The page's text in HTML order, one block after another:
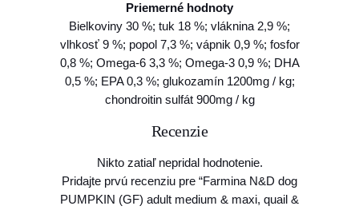
p
o
m
e
n
a
t
Priemerné hodnoty
Bielkoviny 30 %; tuk 18 %; vláknina 2,9 %;
vlhkosť 9 %; popol 7,3 %; vápnik 0,9 %; fosfor
0,8 %; Omega-6 3,3 %; Omega-3 0,9 %; DHA
0,5 %; EPA 0,3 %; glukozamín 1200mg / kg;
chondroitin sulfát 900mg / kg
Recenzie
Nikto zatiaľ nepridal hodnotenie.
Pridajte prvú recenziu pre “Farmina N&D dog
PUMPKIN (GF) adult medium & maxi, quail &